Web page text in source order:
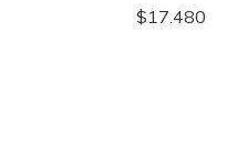
$17.480